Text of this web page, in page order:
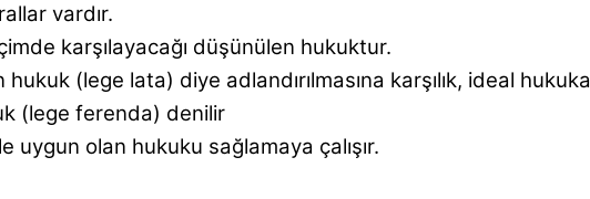
vardır.
karşılayacağı düşünülen hukuktur.
hukuk (lege lata) diye adlandırılmasına karşılık, ideal hukuka
(lege ferenda) denilir
uygun olan hukuku sağlamaya çalışır.